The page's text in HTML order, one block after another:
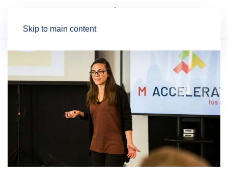
Skip to main content